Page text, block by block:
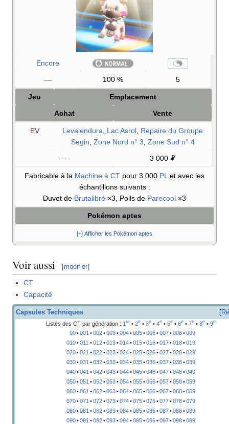
Encore
—
100 % 5
Jeu
Emplacement
Achat
Vente
EV Levalendura Lac Asrol Repaire du Groupe
Segin Zone Nord n° 3 Zone Sud n° 4
—
3 000
Fabricable à la Machine à CT pour 3 000 PL et avec les
échantillons suivants :
Duvet de Brutalibré ×3, Poils de Parecool ×3
Pokémon aptes
[+] Afficher les Pokémon aptes
Voir aussi [modifier]
CT
Capacité
Capsules Techniques
Listes des CT par génération : 1 re • 2e • 3e • 4e • 5e • 6e • 7e • 8e • 9e
00•001 •002•003•004•005•006•007•008•009
010•011 •012•013•014•015•016•017•018•019
020•021 •022•023•024•025•026•027•028•029
030•031 •032•033•034•035•036•037•038•039
040•041 •042•043•044•045•046•047•048•049
050•051 •052•053•054•055•056•057•058•059
060•061 •062•063•064•065•066•067•068•069
070•071 •072•073•074•075•076•077•078•079
080•081 •082•083•084•085•086•087•088•089
090•091 •092•093•094•095•096•097•098•099